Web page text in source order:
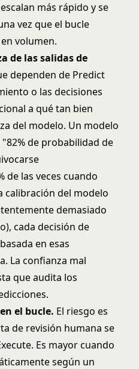
más rápido y se
vez que el bucle
volumen.
de las salidas de
dependen de Predict
o las decisiones
a qué tan bien
del modelo. Un modelo
de probabilidad de
de las veces cuando
calibración del modelo
demasiado
cada decisión de
en esas
La confianza mal
que audita los
el bucle. El riesgo es
de revisión humana se
Es mayor cuando
según un